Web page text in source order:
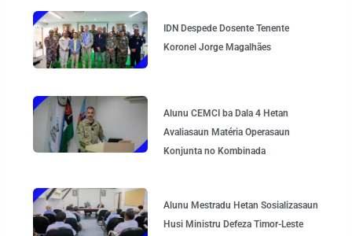
IDN Despede Dosente Tenente
Koronel Jorge Magalhães
Alunu CEMCI ba Dala 4 Hetan
Avaliasaun Matéria Operasaun
Konjunta no Kombinada
Alunu Mestradu Hetan Sosializasaun
Husi Ministru Defeza Timor-Leste